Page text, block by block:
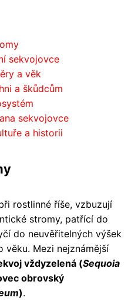
sekvojovce
a věk
a škůdcům
sekvojovce
a historii
rostlinné říše, vzbuzují
stromy, patřící do
do neuvěřitelných výšek
věku. Mezi nejznámější
vždyzelená (Sequoia
obrovský
).